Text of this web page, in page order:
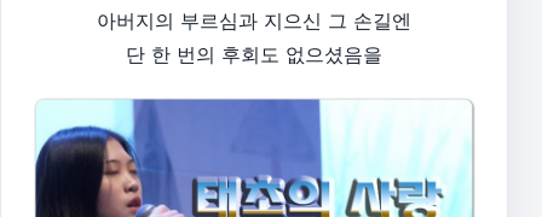
아버지의 부르심과 지으신 그 손길엔
단 한 번의 후회도 없으셨음을